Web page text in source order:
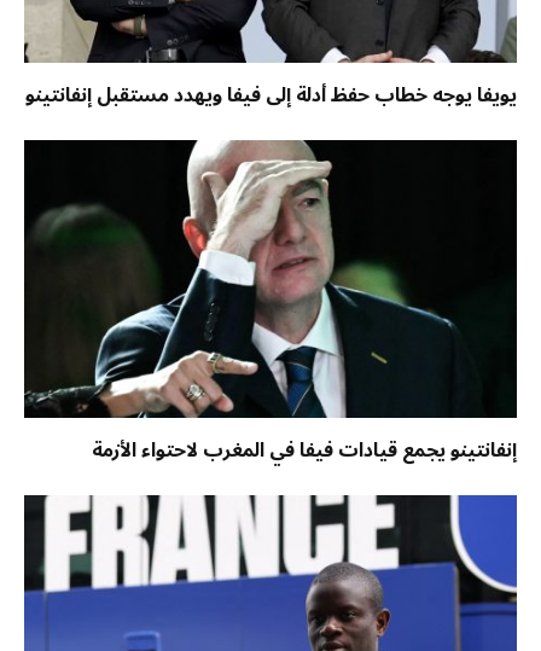
يويفا يوجه خطاب حفظ أدلة إلى فيفا ويهدد مستقبل إنفانتينو
إنفانتينو يجمع قيادات فيفا في المغرب لاحتواء الأزمة